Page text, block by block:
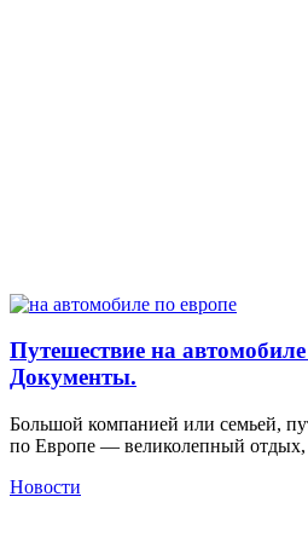
Путешествие на
Документы.
Большой компанией или семьей,
по Европе — великолепный
Новости